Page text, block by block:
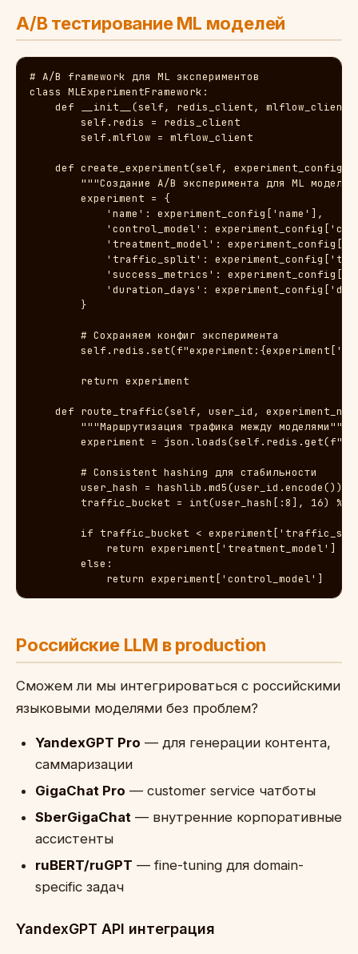
A/B тестирование ML моделей
# A/B framework для ML экспериментов
class MLExperimentFramework:
def __init__(self, redis_client,
        self.redis = redis_client
        self.mlflow = mlflow_client
    def create_experiment(self, experiment_config):
"""Создание A/B эксперимента для ML
        experiment = {
            'name': experiment_config['name'],
'control_model':
'treatment_model':
'traffic_split':
'success_metrics':
'duration_days':
        }
        # Сохраняем конфиг эксперимента
        return experiment
def route_traffic(self, user_id,
        """Маршрутизация трафика между моделями"""
experiment =
        # Consistent hashing для стабильности
user_hash =
traffic_bucket = int(user_hash[:8], 16) %
if traffic_bucket <
            return experiment['treatment_model']
        else:
            return experiment['control_model']
Российские LLM в production
Сможем ли мы интегрироваться с российскими
языковыми моделями без проблем?
YandexGPT Pro — для генерации контента,
саммаризации
GigaChat Pro — customer service чатботы
SberGigaChat — внутренние корпоративные
ассистенты
ruBERT/ruGPT — fine-tuning для domain-
specific задач
YandexGPT API интеграция